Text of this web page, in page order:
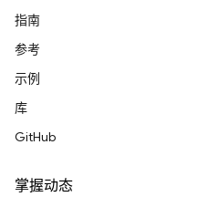
指南
参考
示例
库
GitHub
掌握动态